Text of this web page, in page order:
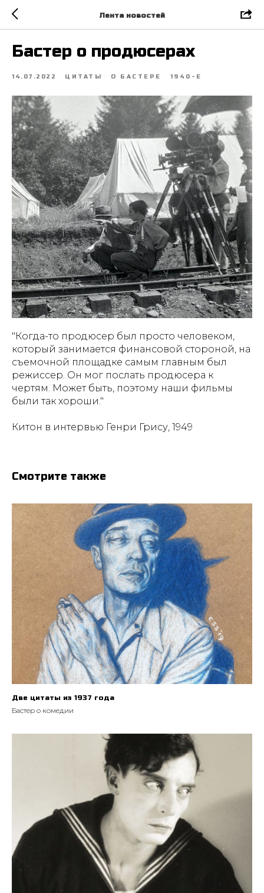
Лента новостей
Бастер о продюсерах
14.07.2022 ЦИТАТЫ О БАСТЕРЕ 1940-Е
"Когда-то продюсер был просто человеком,
который занимается финансовой стороной, на
съемочной площадке самым главным был
режиссер. Он мог послать продюсера к
чертям. Может быть, поэтому наши фильмы
были так хороши."
Китон в интервью Генри Грису, 1949
Смотрите также
Две цитаты из 1937 года
Бастер о комедии